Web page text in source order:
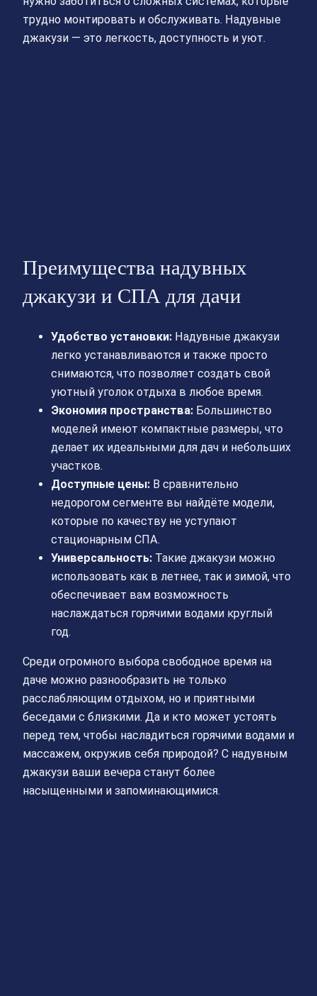
трудно монтировать и обслуживать. Надувные
джакузи — это легкость, доступность и уют.
Преимущества надувных
джакузи и СПА для дачи
Удобство установки: Надувные джакузи
легко устанавливаются и также просто
снимаются, что позволяет создать свой
уютный уголок отдыха в любое время.
Экономия пространства: Большинство
моделей имеют компактные размеры, что
делает их идеальными для дач и небольших
участков.
Доступные цены: В сравнительно
недорогом сегменте вы найдёте модели,
которые по качеству не уступают
стационарным СПА.
Универсальность: Такие джакузи можно
использовать как в летнее, так и зимой, что
обеспечивает вам возможность
наслаждаться горячими водами круглый
год.
Среди огромного выбора свободное время на
даче можно разнообразить не только
расслабляющим отдыхом, но и приятными
беседами с близкими. Да и кто может устоять
перед тем, чтобы насладиться горячими водами и
массажем, окружив себя природой? С надувным
джакузи ваши вечера станут более
насыщенными и запоминающимися.